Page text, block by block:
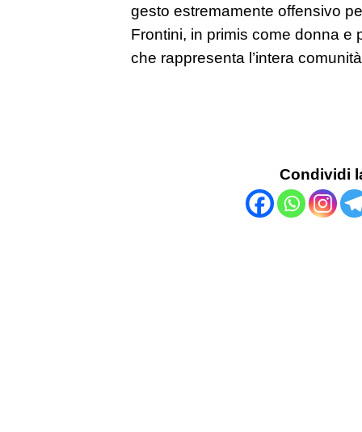
gesto estremamente offensivo
Frontini, in primis come donna e
che rappresenta l’intera
Condividi